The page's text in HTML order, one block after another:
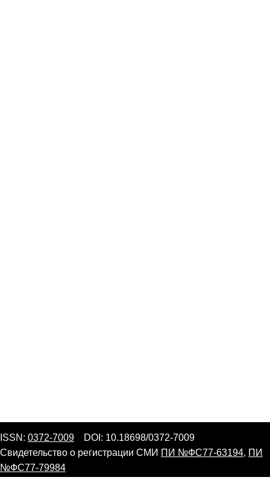
ISSN: 0372-7009 DOI: 10.18698/0372-7009
Свидетельство о регистрации СМИ ПИ №ФС77-63194, ПИ
№ФС77-79984